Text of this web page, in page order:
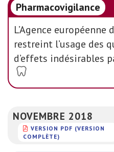
Pharmacovigilance
L’Agence
restreint l’usage des
d’effets indésirables
NOVEMBRE 2018
VERSION PDF (VERSION
COMPLÈTE)